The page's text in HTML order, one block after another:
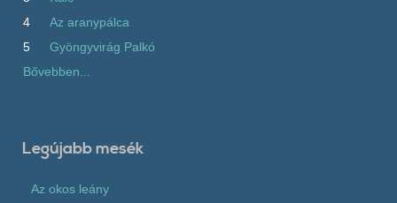
4
Az aranypálca
5
Gyöngyvirág Palkó
Bővebben...
Legújabb mesék
Az okos leány